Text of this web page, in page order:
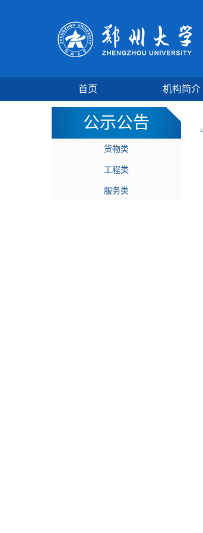
首页 机构简介
公示公告
货物类
工程类
服务类